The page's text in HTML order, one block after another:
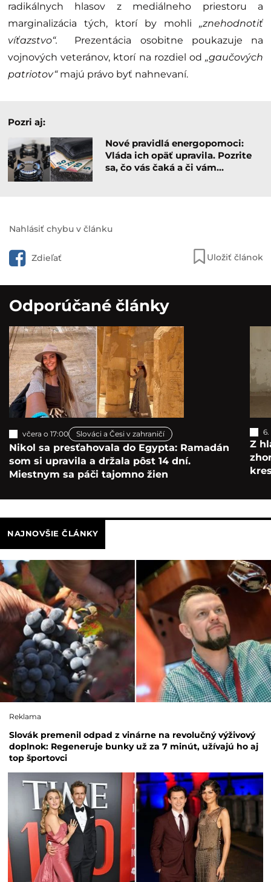
radikálnych hlasov z mediálneho priestoru a
marginalizácia tých, ktorí by mohli „znehodnotiť
víťazstvo“. Prezentácia osobitne poukazuje na
vojnových veteránov, ktorí na rozdiel od „gaučových
patriotov“majú právo byť nahnevaní.
Pozri aj:
Nové pravidlá energopomoci:
Vláda ich opäť upravila. Pozrite
sa, čo vás čaká a či vám…
Nahlásiť chybu v článku
Zdieľať Uložiť článok
Odporúčané články
včera o 17:00 Slováci a Česi v zahraničí
Nikol sa presťahovala do Egypta: Ramadán
som si upravila a držala pôst 14 dní.
Miestnym sa páči tajomno žien
Z
NAJNOVŠIE ČLÁNKY
Reklama
Slovák premenil odpad z vinárne na revolučný výživový
doplnok: Regeneruje bunky už za 7 minút, užívajú ho aj
top športovci